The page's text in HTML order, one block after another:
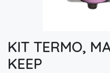
KIT TERMO,
KEEP